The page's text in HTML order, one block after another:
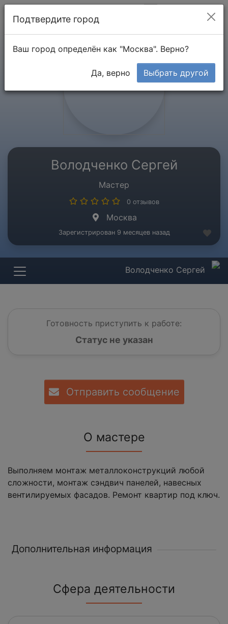
Володченко Сергей
Мастер
0 отзывов
Москва
Зарегистрирован 9 месяцев назад
Володченко Сергей
Готовность приступить к работе:
Статус не указан
Отправить сообщение
О мастере
Выполняем монтаж металлоконструкций любой
сложности, монтаж сэндвич панелей, навесных
вентилируемых фасадов. Ремонт квартир под ключ.
Дополнительная информация
Сфера деятельности
Подтвердите город
Ваш город определён как "Москва". Верно?
Да, верно Выбрать другой